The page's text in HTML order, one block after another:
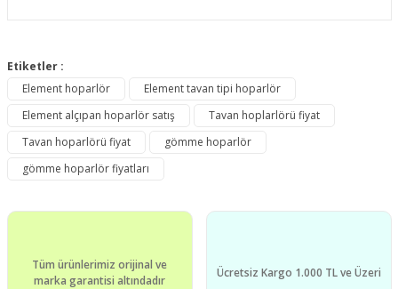
Yorum Yaz
konularda yetersiz gördüğünüz noktaları öneri formunu
Görüş ve önerileriniz için teşekkür ederiz.
Ürün resmi kalitesiz, bozuk veya görüntülenemiyor.
Ürün açıklamasında eksik bilgiler bulunuyor.
Ürün fiyatı diğer sitelerden daha pahalı.
Etiketler :
Element hoparlör
Element tavan tipi hoparlör
Element alçıpan hoparlör satış
Tavan hoplarlörü fiyat
Tavan hoparlörü fiyat
gömme hoparlör
gömme hoparlör fiyatları
Tüm ürünlerimiz orijinal ve
marka garantisi altındadır
Ücretsiz Kargo 1.000 TL ve Üzeri